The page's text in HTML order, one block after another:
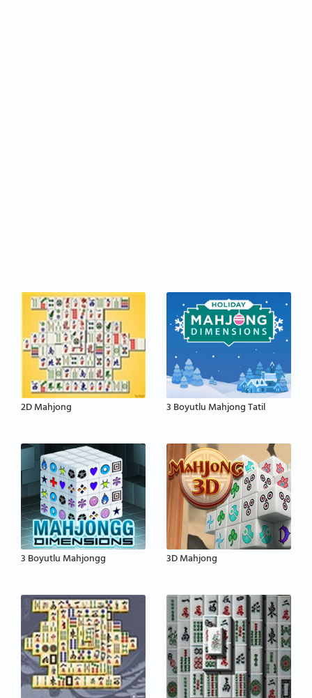
2D Mahjong 3 Boyutlu Mahjong Tatil
3 Boyutlu Mahjongg 3D Mahjong